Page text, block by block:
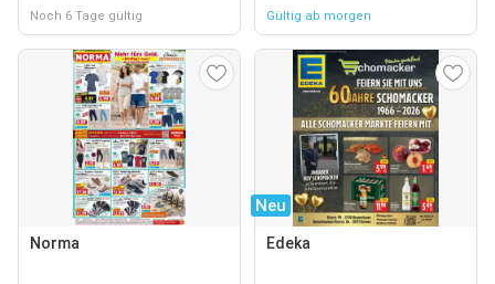
Noch 6 Tage gültig Gültig ab morgen
Norma
Neu
Edeka